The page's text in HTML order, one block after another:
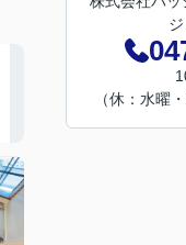
（休：水曜